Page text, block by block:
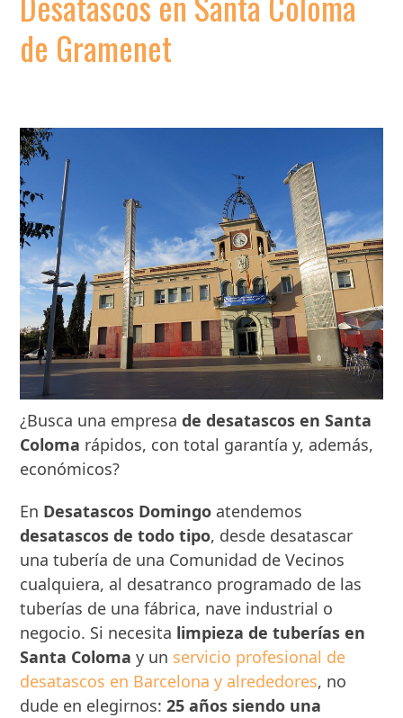
de Gramenet
¿Busca una empresade desatascos en Santa
Coloma rápidos, con total garantía y, además,
económicos?
En Desatascos Domingo atendemos
desatascos de todo tipo, desde desatascar
una tubería de una Comunidad de Vecinos
cualquiera, al desatranco programado de las
tuberías de una fábrica, nave industrial o
negocio. Si necesita limpieza de tuberías en
Santa Coloma y un servicio profesional de
desatascos en Barcelona y alrededores, no
dude en elegirnos:25 años siendo una